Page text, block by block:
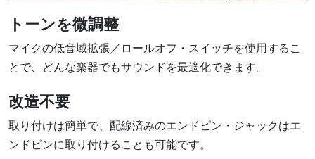
トーンを微調整
マイクの低音域拡張／ロールオフ・スイッチを使用するこ
とで、どんな楽器でもサウンドを最適化できます。
改造不要
取り付けは簡単で、配線済みのエンドピン・ジャックはエ
ンドピンに取り付けることも可能です。